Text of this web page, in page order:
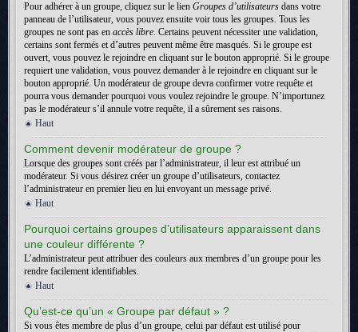
Pour adhérer à un groupe, cliquez sur le lien Groupes d’utilisateurs dans votre
panneau de l’utilisateur, vous pouvez ensuite voir tous les groupes. Tous les
groupes ne sont pas en accès libre. Certains peuvent nécessiter une validation,
certains sont fermés et d’autres peuvent même être masqués. Si le groupe est
ouvert, vous pouvez le rejoindre en cliquant sur le bouton approprié. Si le groupe
requiert une validation, vous pouvez demander à le rejoindre en cliquant sur le
bouton approprié. Un modérateur de groupe devra confirmer votre requête et
pourra vous demander pourquoi vous voulez rejoindre le groupe. N’importunez
pas le modérateur s’il annule votre requête, il a sûrement ses raisons.
Haut
Comment devenir modérateur de groupe ?
Lorsque des groupes sont créés par l’administrateur, il leur est attribué un
modérateur. Si vous désirez créer un groupe d’utilisateurs, contactez
l’administrateur en premier lieu en lui envoyant un message privé.
Haut
Pourquoi certains groupes d’utilisateurs apparaissent dans
une couleur différente ?
L’administrateur peut attribuer des couleurs aux membres d’un groupe pour les
rendre facilement identifiables.
Haut
Qu’est-ce qu’un « Groupe par défaut » ?
Si vous êtes membre de plus d’un groupe, celui par défaut est utilisé pour